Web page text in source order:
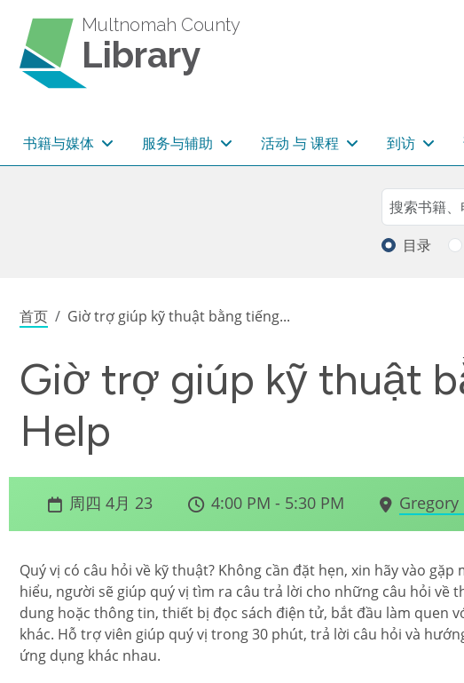
Multnomah County
Library
主导航
书籍与媒体 服务与辅助 活动 与 课程 到访
Search
搜索
目录
面包屑
首页 Giờ trợ giúp kỹ thuật bằng tiếng...
Giờ trợ giúp kỹ thuật
Help
周四 4月 23 4:00 PM - 5:30 PM Gregory
Quý vị có câu hỏi về kỹ thuật? Không cần đặt hẹn, xin hãy vào
hiểu, người sẽ giúp quý vị tìm ra câu trả lời cho những câu hỏi về
dung hoặc thông tin, thiết bị đọc sách điện tử, bắt đầu làm quen
khác. Hỗ trợ viên giúp quý vị trong 30 phút, trả lời câu hỏi và
ứng dụng khác nhau.